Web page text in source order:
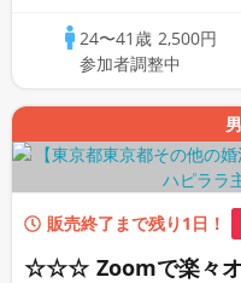
行あり♪♪24〜41歳 2,500円
参加者調整中
販売終了まで残り1日！
☆☆☆ Zoomで楽々オ